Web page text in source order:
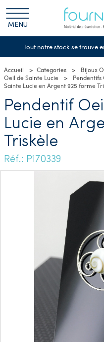
MENU
Tout notre stock se trouve
Accueil Categories Bijoux
Oeil de Sainte Lucie
Pendentifs
Sainte Lucie en Argent 925 forme
Pendentif
Lucie en
Triskèle
Réf.: P170339